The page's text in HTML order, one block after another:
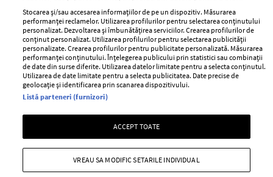
GSP
Unica
Baby
Retete
Viva
Avantaje
Retete practice
Pariază responsabil! Decizia ONJN nr. 821/25.09.2025.
Jocurile de noroc sunt interzise minorilor.
Copyright © 2026 Ringier Romania SRL
Stocarea și/sau accesarea informațiilor de pe un dispozitiv. Măsurarea
performanței reclamelor. Utilizarea profilurilor pentru selectarea conținutului
personalizat. Dezvoltarea și îmbunătățirea serviciilor. Crearea profilurilor de
conținut personalizat. Utilizarea profilurilor pentru selectarea publicității
personalizate. Crearea profilurilor pentru publicitate personalizată. Măsurarea
performanței conținutului. Înțelegerea publicului prin statistici sau combinații
de date din surse diferite. Utilizarea datelor limitate pentru a selecta conținutul.
Utilizarea de date limitate pentru a selecta publicitatea. Date precise de
geolocație și identificarea prin scanarea dispozitivului.
Listă parteneri (furnizori)
ACCEPT TOATE
VREAU SA MODIFIC SETARILE INDIVIDUAL